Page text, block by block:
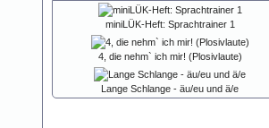
miniLÜK-Heft: Sprachtrainer 1
4, die nehm` ich mir! (Plosivlaute)
Lange Schlange - äu/eu und ä/e